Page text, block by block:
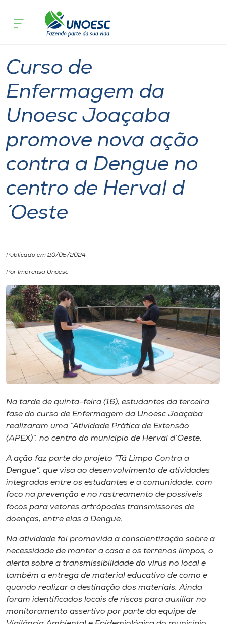
Cursos
Pesquisa
Atendimento ao Estudante
Portal de Ensino
Unoesc
Internacionalização
Diplomados
Cultura
CPA
Biblioteca
Editora
Rádio
Museu
Unoesc
Store
Selecione
o idioma
A+
A-
Curso de
Enfermagem da
Unoesc Joaçaba
promove nova ação
contra a Dengue no
centro de Herval d
´Oeste
Publicado em 20/05/2024
Por Imprensa Unoesc
Na tarde de quinta-feira (16), estudantes da terceira
fase do curso de Enfermagem da Unoesc Joaçaba
realizaram uma “Atividade Prática de Extensão
(APEX)”, no centro do município de Herval d´Oeste.
A ação faz parte do projeto “Tá Limpo Contra a
Dengue”, que visa ao desenvolvimento de atividades
integradas entre os estudantes e a comunidade, com
foco na prevenção e no rastreamento de possíveis
focos para vetores artrópodes transmissores de
doenças, entre elas a Dengue.
Na atividade foi promovida a conscientização sobre a
necessidade de manter a casa e os terrenos limpos, o
alerta sobre a transmissibilidade do vírus no local e
também a entrega de material educativo de como e
quando realizar a destinação dos materiais. Ainda
foram identificados locais de riscos para auxiliar no
monitoramento assertivo por parte da equipe de